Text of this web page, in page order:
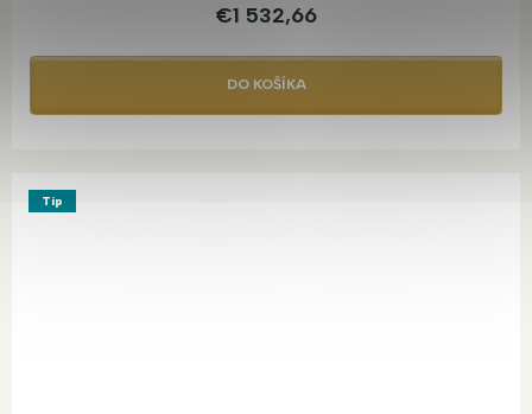
€1 532,66
DO KOŠÍKA
Tip